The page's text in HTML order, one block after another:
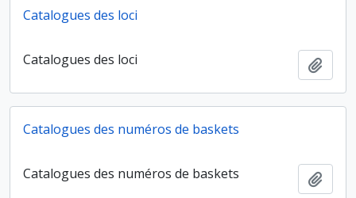
Catalogues des loci
Catalogues des loci
Catalogues des numéros de baskets
Catalogues des numéros de baskets